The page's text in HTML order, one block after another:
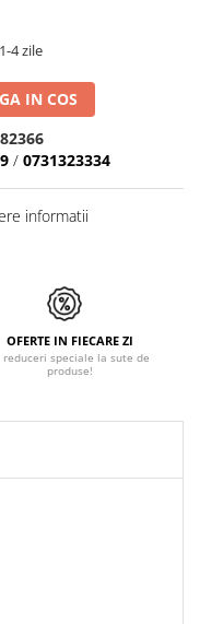
1-4 zile
IN COS
/ 0731323334
informatii
OFERTE IN FIECARE ZI
reduceri speciale la sute de
produse!